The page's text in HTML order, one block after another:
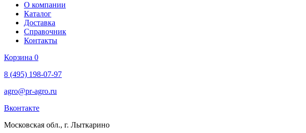
О компании
Каталог
Доставка
Справочник
Контакты
Корзина 0
8 (495) 198-07-97
agro@pr-agro.ru
Вконтакте
Московская обл., г. Лыткарино